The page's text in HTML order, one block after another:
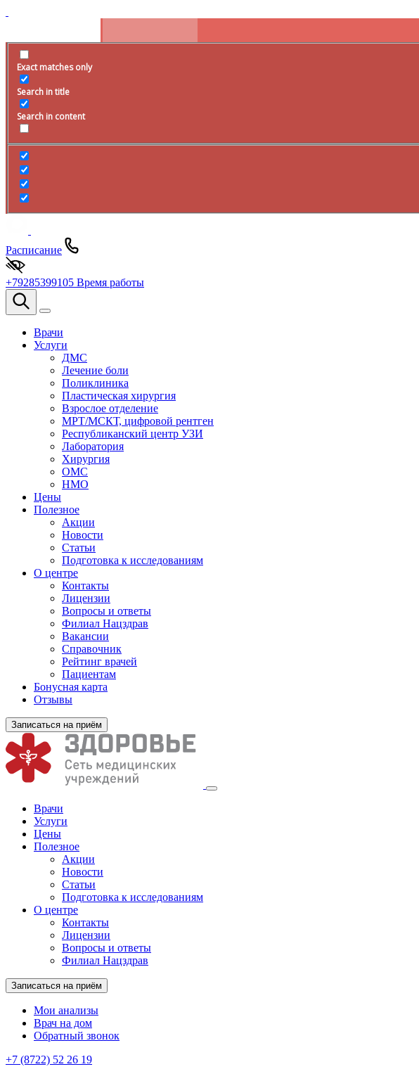
Exact matches only
Search in title
Search in content
Расписание
+79285399105 Время работы
Врачи
Услуги
ДМС
Лечение боли
Поликлиника
Пластическая хирургия
Взрослое отделение
МРТ/МСКТ, цифровой рентген
Республиканский центр УЗИ
Лаборатория
Хирургия
ОМС
НМО
Цены
Полезное
Акции
Новости
Статьи
Подготовка к исследованиям
О центре
Контакты
Лицензии
Вопросы и ответы
Филиал Нацздрав
Вакансии
Справочник
Рейтинг врачей
Пациентам
Бонусная карта
Отзывы
Записаться на приём
Врачи
Услуги
Цены
Полезное
Акции
Новости
Статьи
Подготовка к исследованиям
О центре
Контакты
Лицензии
Вопросы и ответы
Филиал Нацздрав
Записаться на приём
Мои анализы
Врач на дом
Обратный звонок
+7 (8722) 52 26 19